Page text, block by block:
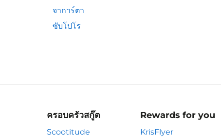
จาการ์ตา
ซับโปโร
ครอบครัวสกู๊ต
Scootitude
Rewards for you
KrisFlyer